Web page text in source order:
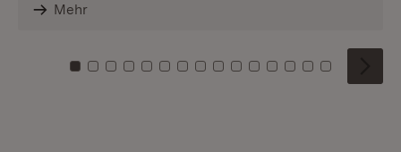
Mehr
Zu Kachel: 0
Zu Kachel: 1
Zu Kachel: 2
Zu Kachel: 3
Zu Kachel: 4
Zu Kachel: 5
Zu Kachel: 6
Zu Kachel: 7
Zu Kachel: 8
Zu Kachel: 9
Zu Kachel: 10
Zu Kachel: 11
Zu Kachel: 12
Zu Kachel:
Zu